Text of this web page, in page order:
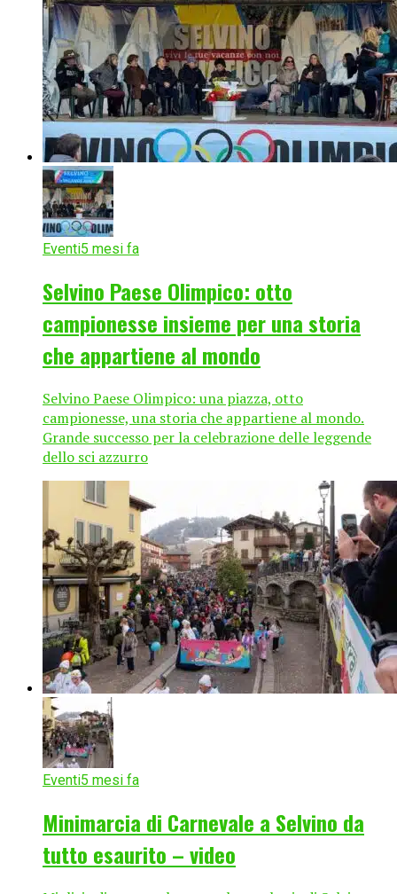
Eventi5 mesi fa
Selvino Paese Olimpico: otto
campionesse insieme per una storia
che appartiene al mondo
Selvino Paese Olimpico: una piazza, otto
campionesse, una storia che appartiene al mondo.
Grande successo per la celebrazione delle leggende
dello sci azzurro
Eventi5 mesi fa
Minimarcia di Carnevale a Selvino da
tutto esaurito – video